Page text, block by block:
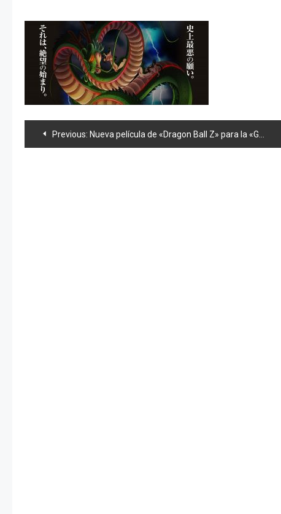
Navegación
Previous: Nueva película de «Dragon Ball Z» para la «Golden Week» del 2015